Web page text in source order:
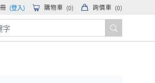
(登入) 購物車 (0) 詢價車 (0)